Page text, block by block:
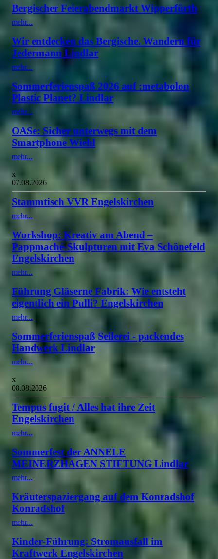
Bergischer Feierabendmarkt Wipperfürth
mehr...
Wir entdecken das Bergische. Wandern für
Jedermann Lindlar
mehr...
Sommerferienspaß 2026 auf :metabolon
Plastic Planet? Lindlar
mehr...
OASe: Sicher unterwegs mit dem
Smartphone Wiehl
mehr...
x
07.08.2026
Stammtisch VVR Engelskirchen
mehr...
Workshop: Kreativ am Abend –
Pappmaché-Skulpturen mit Eva Schönefeld
Engelskirchen
mehr...
Führung Gläserne Fabrik: Wie entsteht
eigentlich ein Pulli? Engelskirchen
mehr...
Sommerferienspaß Seilerei - packendes
Handwerk Lindlar
mehr...
x
08.08.2026
Tempus fugit / Alles hat ihre Zeit
Engelskirchen
mehr...
Sommerfest der ANNELE
MEINERZHAGEN STIFTUNG Lindlar
mehr...
Kräuterspaziergang auf dem Konradshof
Konradshof
mehr...
Kinder-Führung: Stromausfall im
Kraftwerk Engelskirchen